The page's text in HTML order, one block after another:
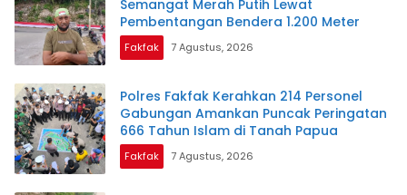
Semangat Merah Putih Lewat
Pembentangan Bendera 1.200 Meter
Fakfak 7 Agustus, 2026
Polres Fakfak Kerahkan 214 Personel
Gabungan Amankan Puncak Peringatan
666 Tahun Islam di Tanah Papua
Fakfak 7 Agustus, 2026